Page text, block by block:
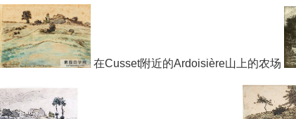
在Cusset附近的Ardoisière山上的农场